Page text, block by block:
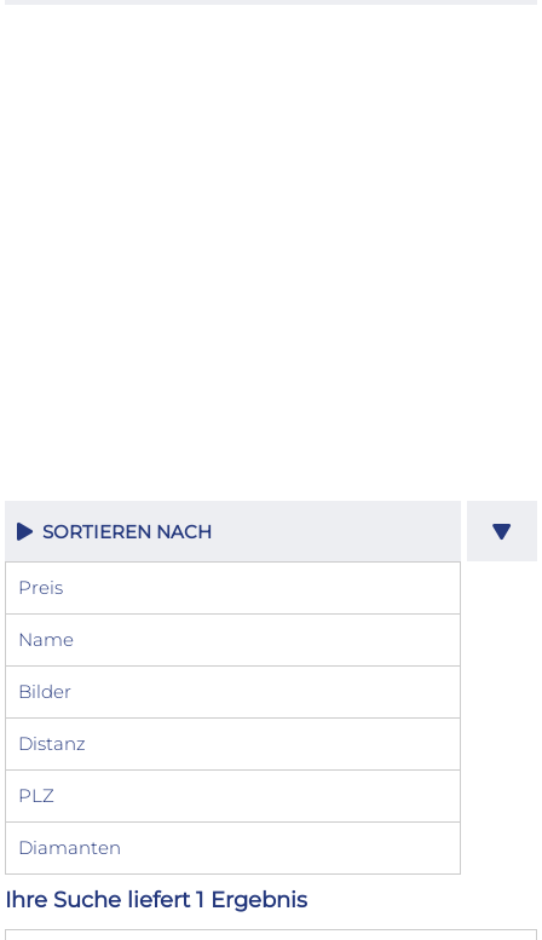
SORTIEREN NACH
Preis
Name
Bilder
Distanz
PLZ
Diamanten
Ihre Suche liefert 1 Ergebnis